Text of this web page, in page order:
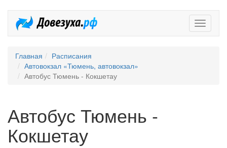
Главная
Расписания
Автовокзал «Тюмень, автовокзал»
Автобус Тюмень - Кокшетау
Автобус Тюмень -
Кокшетау